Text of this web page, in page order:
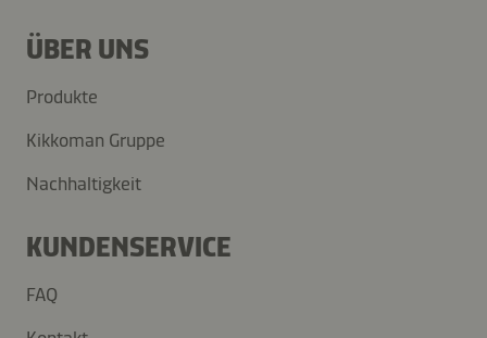
ÜBER UNS
Produkte
Kikkoman Gruppe
Nachhaltigkeit
KUNDENSERVICE
FAQ